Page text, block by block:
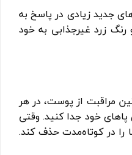
جدید زیادی در پاسخ به
زرد غیرجذابی به خود
مراقبت از پوست، در هر
خود جدا کنید. وقتی
را در کوتاه‌مدت حذف کند.